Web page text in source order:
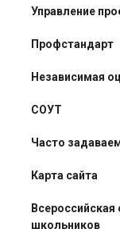
Управление
Профстандарт
Независимая
СОУТ
Часто
Карта сайта
школьников